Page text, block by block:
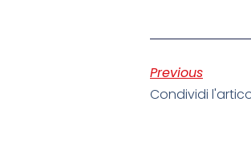
Previous
Condividi